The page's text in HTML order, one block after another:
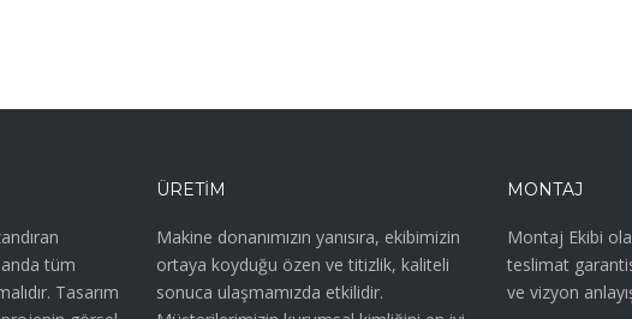
tüm
Tasarım
ÜRETIM
Makine donanımızın yanısıra, ekibimizin
ortaya koyduğu özen ve titizlik, kaliteli
sonuca ulaşmamızda etkilidir.
MONTAJ
Montaj Ekibi
teslimat
ve vizyon